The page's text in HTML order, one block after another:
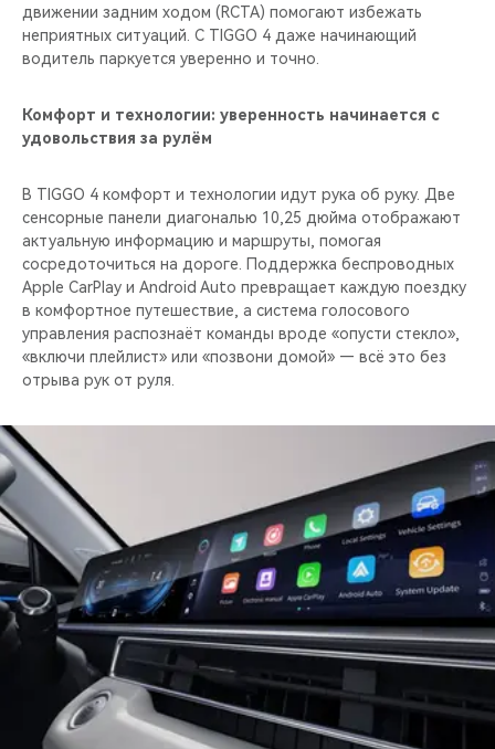
движении задним ходом (RCTA) помогают избежать
неприятных ситуаций. С TIGGO 4 даже начинающий
водитель паркуется уверенно и точно.
Комфорт и технологии: уверенность начинается с
удовольствия за рулём
В TIGGO 4 комфорт и технологии идут рука об руку. Две
сенсорные панели диагональю 10,25 дюйма отображают
актуальную информацию и маршруты, помогая
сосредоточиться на дороге. Поддержка беспроводных
Apple CarPlay и Android Auto превращает каждую поездку
в комфортное путешествие, а система голосового
управления распознаёт команды вроде «опусти стекло»,
«включи плейлист» или «позвони домой» — всё это без
отрыва рук от руля.